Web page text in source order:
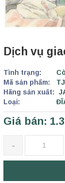
Dịch vụ
Tình trạng:
Mã sản phẩm:
Hãng sản xuất:
Loại:
Giá bán:
-